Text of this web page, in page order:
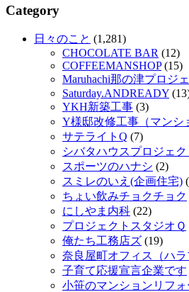
Category
日々のこと (1,281)
CHOCOLATE BAR (12)
COFFEEMANSHOP(15)
Maruhachi那の津プロジ
Saturday.ANDREADY
YKH新築工事 (3)
Y様邸改修工事（マンシ
サテライトQ (7)
シバタハウスプロジェク
スポーツのハナシ (2)
スミレのいえ(企画住宅)
ちょい飲みチョクチョク
にしやま内科 (22)
プロジェクトスタジオＱ
俺たち工務店ズ (19)
奈良屋町オフィス（ハラ
子育て応援宣言企業です
小笹のマンションリフォ